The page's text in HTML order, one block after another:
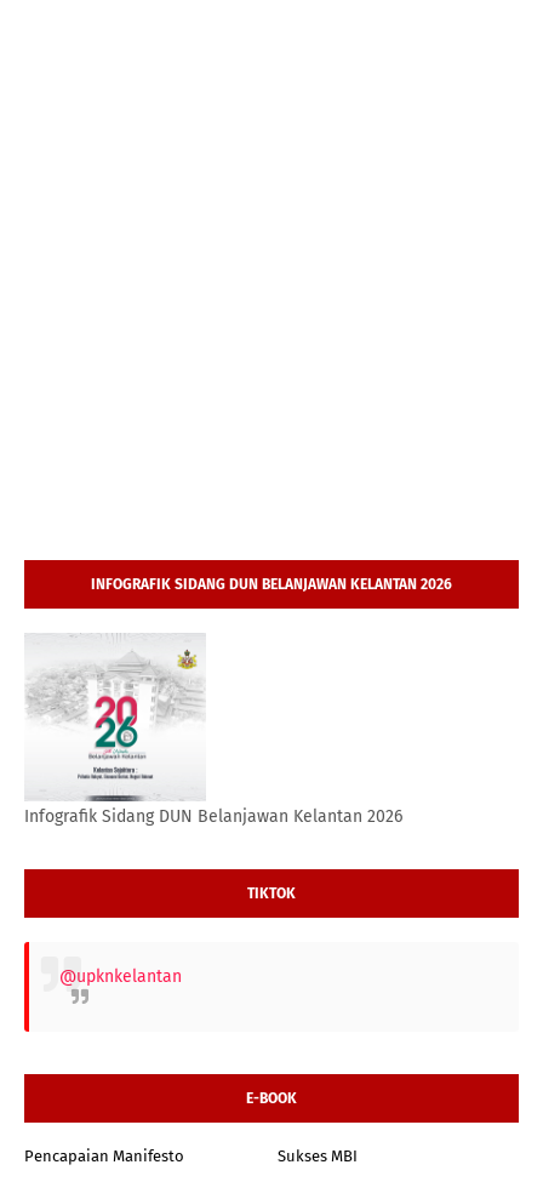
INFOGRAFIK SIDANG DUN BELANJAWAN KELANTAN 2026
Infografik Sidang DUN Belanjawan Kelantan 2026
TIKTOK
@upknkelantan
E-BOOK
Pencapaian Manifesto Sukses MBI